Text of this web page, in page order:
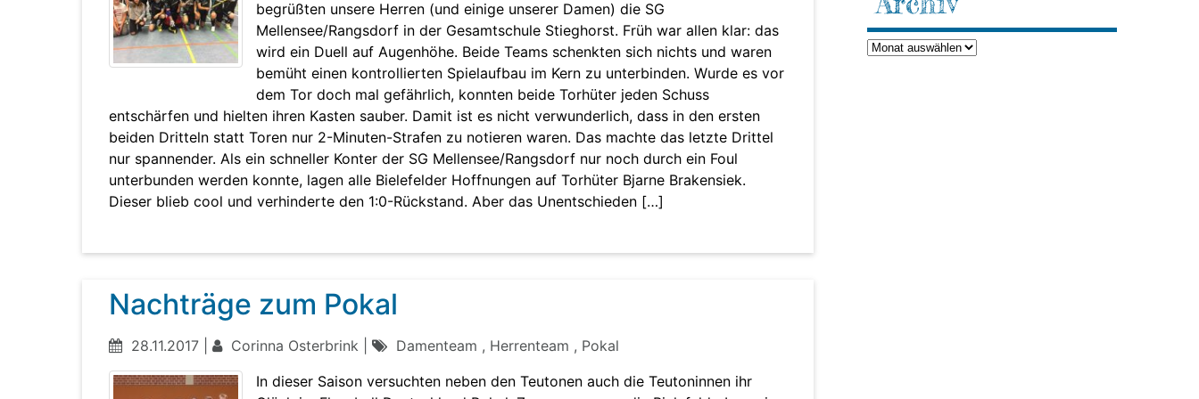
begrüßten unsere Herren (und einige unserer Damen) die SG
Mellensee/Rangsdorf in der Gesamtschule Stieghorst. Früh war allen klar: das
wird ein Duell auf Augenhöhe. Beide Teams schenkten sich nichts und waren
bemüht einen kontrollierten Spielaufbau im Kern zu unterbinden. Wurde es vor
dem Tor doch mal gefährlich, konnten beide Torhüter jeden Schuss
entschärfen und hielten ihren Kasten sauber. Damit ist es nicht verwunderlich, dass in den ersten
beiden Dritteln statt Toren nur 2-Minuten-Strafen zu notieren waren. Das machte das letzte Drittel
nur spannender. Als ein schneller Konter der SG Mellensee/Rangsdorf nur noch durch ein Foul
unterbunden werden konnte, lagen alle Bielefelder Hoffnungen auf Torhüter Bjarne Brakensiek.
Dieser blieb cool und verhinderte den 1:0-Rückstand. Aber das Unentschieden […]
Nachträge zum Pokal
28.11.2017 | Corinna Osterbrink |
Damenteam , Herrenteam , Pokal
In dieser Saison versuchten neben den Teutonen auch die Teutoninnen ihr
Archiv